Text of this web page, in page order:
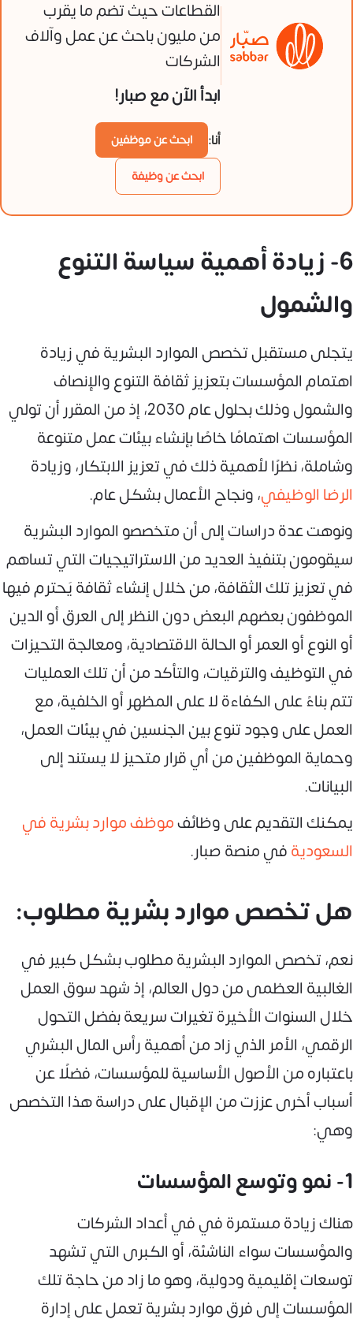
القطاعات حيث تضم ما يقرب
من مليون باحث عن عمل وآلاف
الشركات
ابدأ الآن مع صبار!
أنا:
ابحث عن موظفين
ابحث عن وظيفة
6- زيادة أهمية سياسة التنوع
والشمول
يتجلى مستقبل تخصص الموارد البشرية في زيادة
اهتمام المؤسسات بتعزيز ثقافة التنوع والإنصاف
والشمول وذلك بحلول عام 2030، إذ من المقرر أن تولي
المؤسسات اهتمامًا خاصًا بإنشاء بيئات عمل متنوعة
وشاملة، نظرًا لأهمية ذلك في تعزيز الابتكار، وزيادة
الرضا الوظيفي، ونجاح الأعمال بشكل عام.
ونوهت عدة دراسات إلى أن متخصصو الموارد البشرية
سيقومون بتنفيذ العديد من الاستراتيجيات التي تساهم
في تعزيز تلك الثقافة، من خلال إنشاء ثقافة يَحترم فيها
الموظفون بعضهم البعض دون النظر إلى العرق أو الدين
أو النوع أو العمر أو الحالة الاقتصادية، ومعالجة التحيزات
في التوظيف والترقيات، والتأكد من أن تلك العمليات
تتم بناءً على الكفاءة لا على المظهر أو الخلفية، مع
العمل على وجود تنوع بين الجنسين في بيئات العمل،
وحماية الموظفين من أي قرار متحيز لا يستند إلى
البيانات.
يمكنك التقديم على وظائفموظف موارد بشرية في
السعوديةفي منصة صبار.
هل تخصص موارد بشرية مطلوب:
نعم، تخصص الموارد البشرية مطلوب بشكل كبير في
الغالبية العظمى من دول العالم، إذ شهد سوق العمل
خلال السنوات الأخيرة تغيرات سريعة بفضل التحول
الرقمي، الأمر الذي زاد من أهمية رأس المال البشري
باعتباره من الأصول الأساسية للمؤسسات، فضلًا عن
أسباب أخرى عززت من الإقبال على دراسة هذا التخصص
وهي:
1- نمو وتوسع المؤسسات
هناك زيادة مستمرة في في أعداد الشركات
والمؤسسات سواء الناشئة، أو الكبرى التي تشهد
توسعات إقليمية ودولية، وهو ما زاد من حاجة تلك
المؤسسات إلى فرق موارد بشرية تعمل على إدارة